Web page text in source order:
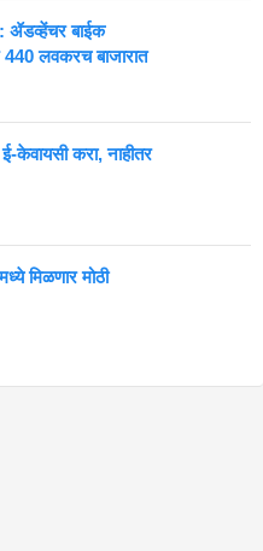
बाईक
440 लवकरच बाजारात
करा, नाहीतर
मिळणार मोठी